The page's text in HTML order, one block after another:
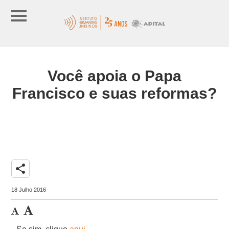
Você apoia o Papa
Francisco e suas reformas?
share
18 Julho 2016